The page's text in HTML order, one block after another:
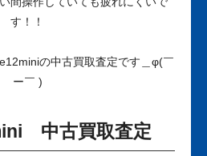
す！！
の中古買取査定です＿φ(￣
ー￣ )
中古買取査定